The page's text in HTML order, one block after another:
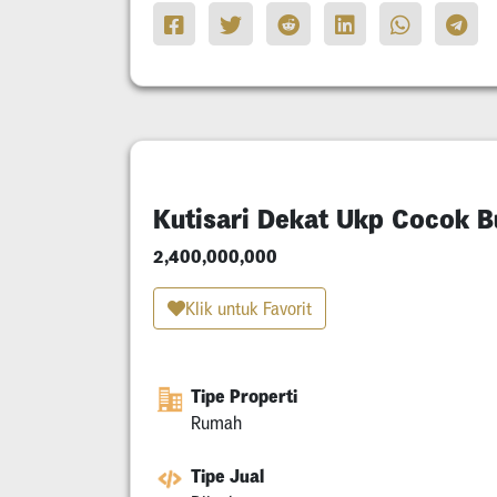
Kutisari Dekat Ukp Cocok
2,400,000,000
Klik untuk Favorit
Tipe Properti
Rumah
Tipe Jual